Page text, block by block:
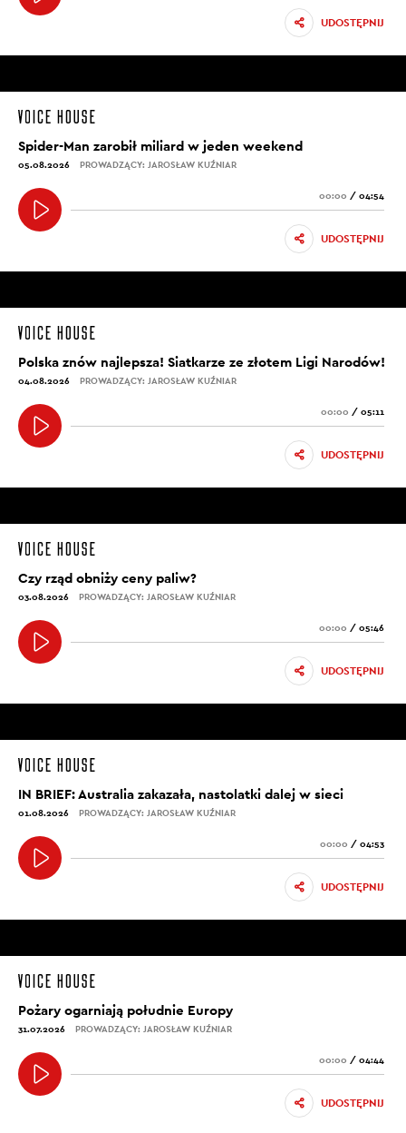
UDOSTĘPNIJ
Spider-Man zarobił miliard w jeden weekend
05.08.2026 PROWADZĄCY: JAROSŁAW KUŹNIAR
00:00 / 04:54
UDOSTĘPNIJ
Polska znów najlepsza! Siatkarze ze złotem Ligi Narodów!
04.08.2026 PROWADZĄCY: JAROSŁAW KUŹNIAR
00:00 / 05:11
UDOSTĘPNIJ
Czy rząd obniży ceny paliw?
03.08.2026 PROWADZĄCY: JAROSŁAW KUŹNIAR
00:00 / 05:46
UDOSTĘPNIJ
IN BRIEF: Australia zakazała, nastolatki dalej w sieci
01.08.2026 PROWADZĄCY: JAROSŁAW KUŹNIAR
00:00 / 04:53
UDOSTĘPNIJ
Pożary ogarniają południe Europy
31.07.2026 PROWADZĄCY: JAROSŁAW KUŹNIAR
00:00 / 04:44
UDOSTĘPNIJ